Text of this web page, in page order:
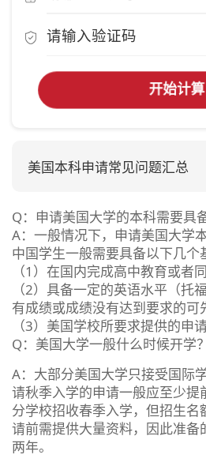
开始计算
美国本科申请常见问题汇总
Q：申请美国大学的本科需要具
A：一般情况下，申请美国大学
中国学生一般需要具备以下几个
（1）在国内完成高中教育或者
（2）具备一定的英语水平（托
有成绩或成绩没有达到要求的可
（3）美国学校所要求提供的申请
Q：美国大学一般什么时候开学
A：大部分美国大学只接受国际
请秋季入学的申请一般应至少提
分学校招收春季入学，但招生名
请前需提供大量资料，因此准备
两年。